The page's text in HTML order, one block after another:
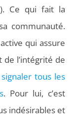
Ce qui fait la
communauté.
qui assure
l’intégrité de
signaler tous les
. Pour lui, c’est
indésirables et